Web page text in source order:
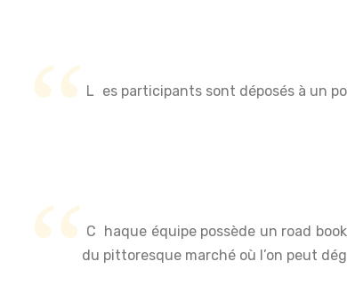
Les participants sont déposés à un
Chaque équipe possède un road book avec présentation de lieux précis à découvrir : le port aux boutres un point de collecte et de tri de la rabane, le coin
du pittoresque marché où l’on peut